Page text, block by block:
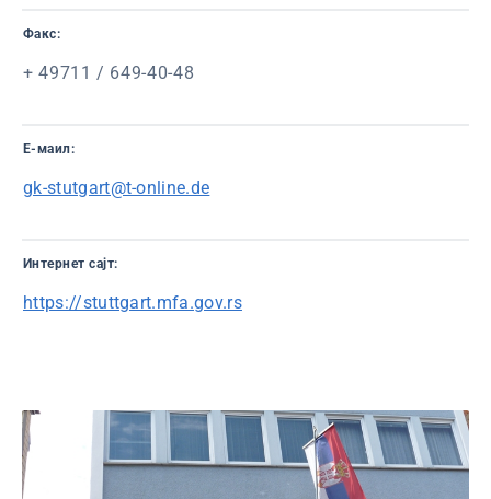
Факс:
+ 49711 / 649-40-48
Е-маил:
gk-stutgart@t-online.de
Интернет сајт:
https://stuttgart.mfa.gov.rs